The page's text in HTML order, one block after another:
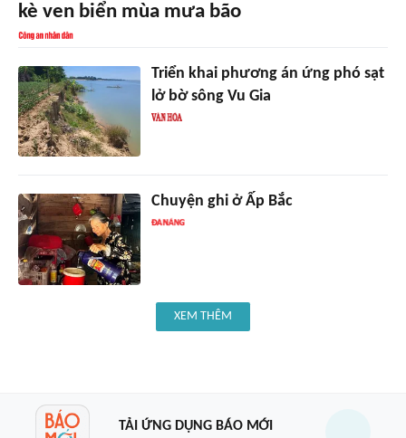
kè ven biển mùa mưa bão
Triển khai phương án ứng phó sạt
lở bờ sông Vu Gia
Chuyện ghi ở Ấp Bắc
XEM THÊM
TẢI ỨNG DỤNG BÁO MỚI